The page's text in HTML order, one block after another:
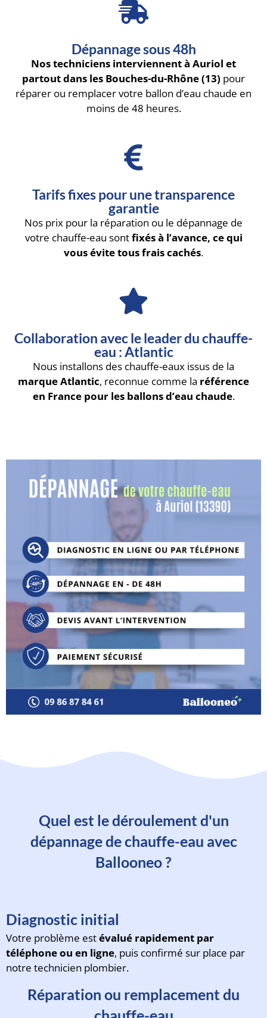
Dépannage sous 48h
Nos techniciens interviennent à Auriol et
partout dans les Bouches-du-Rhône (13) pour
réparer ou remplacer votre ballon d’eau chaude en
moins de 48 heures.
Tarifs fixes pour une transparence
garantie
Nos prix pour la réparation ou le dépannage de
votre chauffe-eau sontfixés à l’avance, ce qui
vous évite tous frais cachés.
Collaboration avec le leader du chauffe-
eau : Atlantic
Nous installons des chauffe-eaux issus de la
marque Atlantic, reconnue comme la référence
en France pour les ballons d’eau chaude.
Quel est le déroulement d'un
dépannage de chauffe-eau avec
Ballooneo ?
Diagnostic initial
Votre problème estévalué rapidement par
téléphone ou en ligne, puis confirmé sur place par
notre technicien plombier.
Réparation ou remplacement du